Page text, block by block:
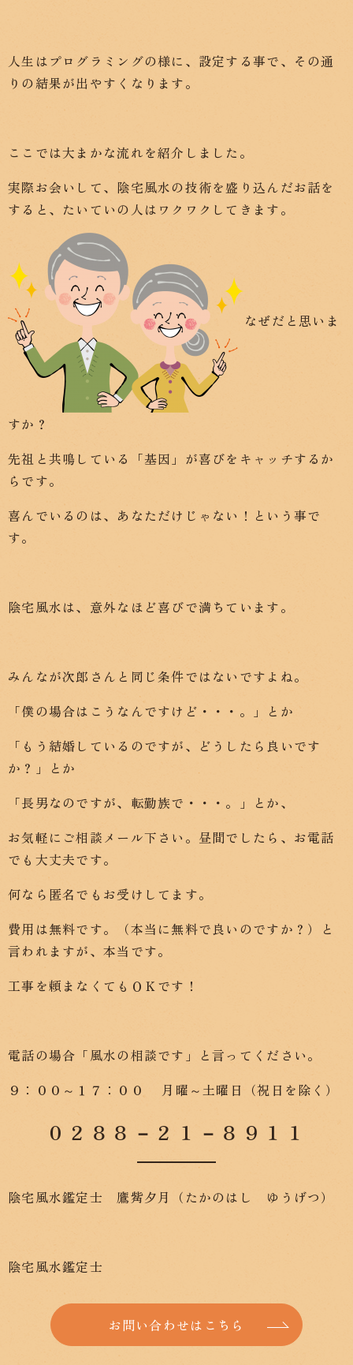
人生はプログラミングの様に、設定する事で、その通
りの結果が出やすくなります。
ここでは大まかな流れを紹介しました。
実際お会いして、陰宅風水の技術を盛り込んだお話を
すると、たいていの人はワクワクしてきます。
なぜだと思いま
すか？
先祖と共鳴している「基因」が喜びをキャッチするか
らです。
喜んでいるのは、あなただけじゃない！という事で
す。
陰宅風水は、意外なほど喜びで満ちています。
みんなが次郎さんと同じ条件ではないですよね。
「僕の場合はこうなんですけど・・・。」とか
「もう結婚しているのですが、どうしたら良いです
か？」とか
「長男なのですが、転勤族で・・・。」とか、
お気軽にご相談メール下さい。昼間でしたら、お電話
でも大丈夫です。
何なら匿名でもお受けしてます。
費用は無料です。（本当に無料で良いのですか？）と
言われますが、本当です。
工事を頼まなくてもＯＫです！
電話の場合「風水の相談です」と言ってください。
９：００～１７：００ 月曜～土曜日（祝日を除く）
０２８８－２１－８９１１
陰宅風水鑑定士 鷹觜夕月（たかのはし ゆうげつ）
陰宅風水鑑定士
お問い合わせはこちら